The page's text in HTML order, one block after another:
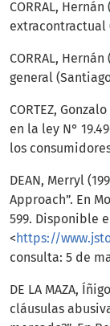
CORRAL,
extracontractual
CORRAL,
general
CORTEZ,
en la ley N°
los
DEAN, Merryl
Approach”. En
599. Disponible
< https://
consulta: 5 de
DE LA MAZA,
cláusulas